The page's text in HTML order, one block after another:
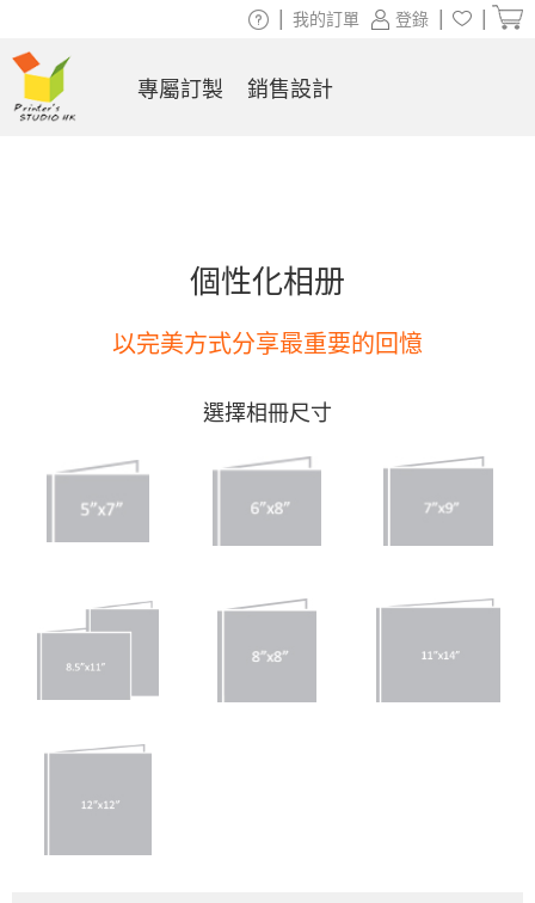
登錄
我的訂單
專屬訂製 銷售設計
個性化相册
以完美方式分享最重要的回憶
選擇相冊尺寸